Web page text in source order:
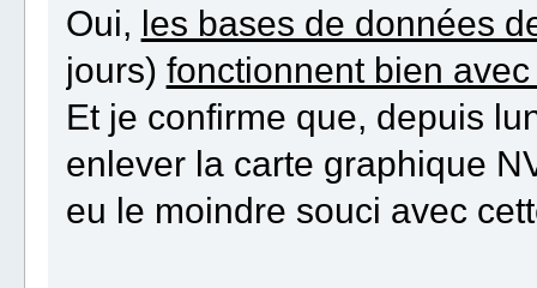
Oui, les bases de données
jours) fonctionnent bien
Et je confirme que, depuis
enlever la carte graphique
eu le moindre souci avec